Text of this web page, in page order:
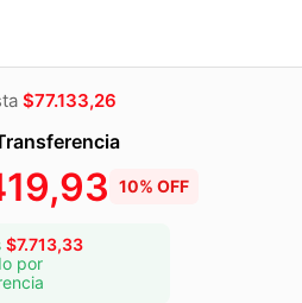
$77.133,26
10% OFF
$7.713,33
por